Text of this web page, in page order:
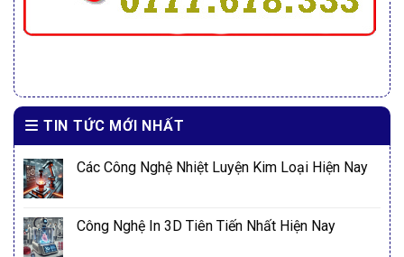
TIN TỨC MỚI NHẤT
Các Công Nghệ Nhiệt Luyện Kim Loại Hiện Nay
Công Nghệ In 3D Tiên Tiến Nhất Hiện Nay